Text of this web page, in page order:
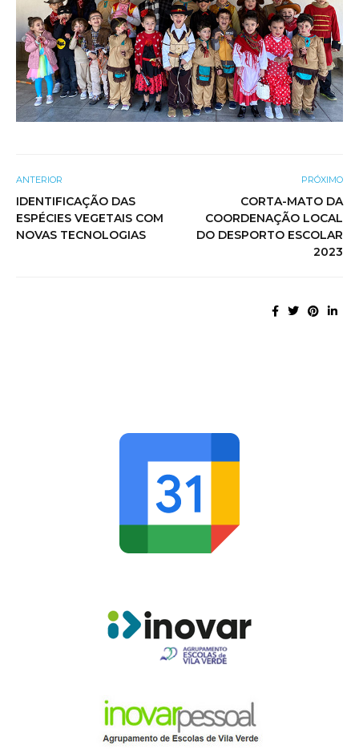
ANTERIOR
IDENTIFICAÇÃO DAS
ESPÉCIES VEGETAIS COM
NOVAS TECNOLOGIAS
PRÓXIMO
CORTA-MATO DA
COORDENAÇÃO LOCAL
DO DESPORTO ESCOLAR
2023